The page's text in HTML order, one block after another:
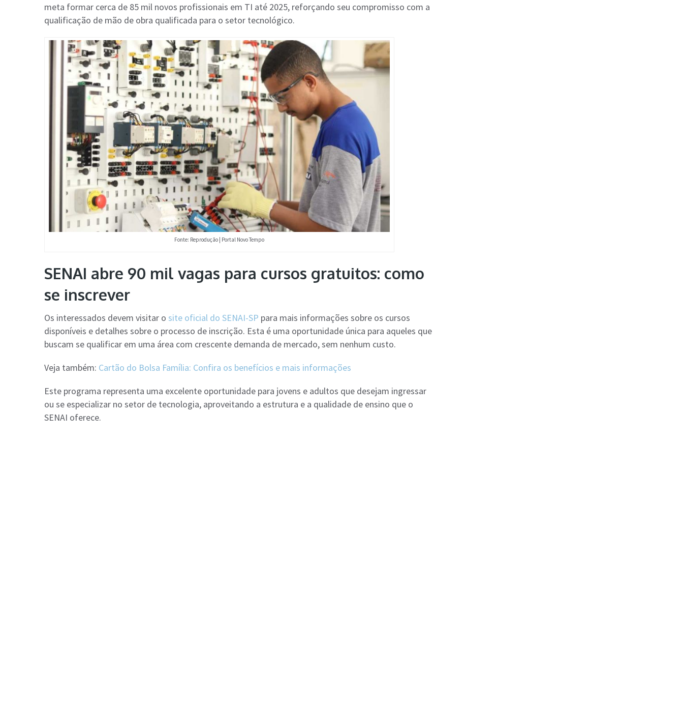
meta formar cerca de 85 mil novos profissionais em TI até 2025, reforçando seu compromisso com a
qualificação de mão de obra qualificada para o setor tecnológico.
Fonte: Reprodução | Portal Novo Tempo
SENAI abre 90 mil vagas para cursos gratuitos: como
se inscrever
Os interessados devem visitar o site oficial do SENAI-SP para mais informações sobre os cursos
disponíveis e detalhes sobre o processo de inscrição. Esta é uma oportunidade única para aqueles que
buscam se qualificar em uma área com crescente demanda de mercado, sem nenhum custo.
Veja também: Cartão do Bolsa Família: Confira os benefícios e mais informações
Este programa representa uma excelente oportunidade para jovens e adultos que desejam ingressar
ou se especializar no setor de tecnologia, aproveitando a estrutura e a qualidade de ensino que o
SENAI oferece.